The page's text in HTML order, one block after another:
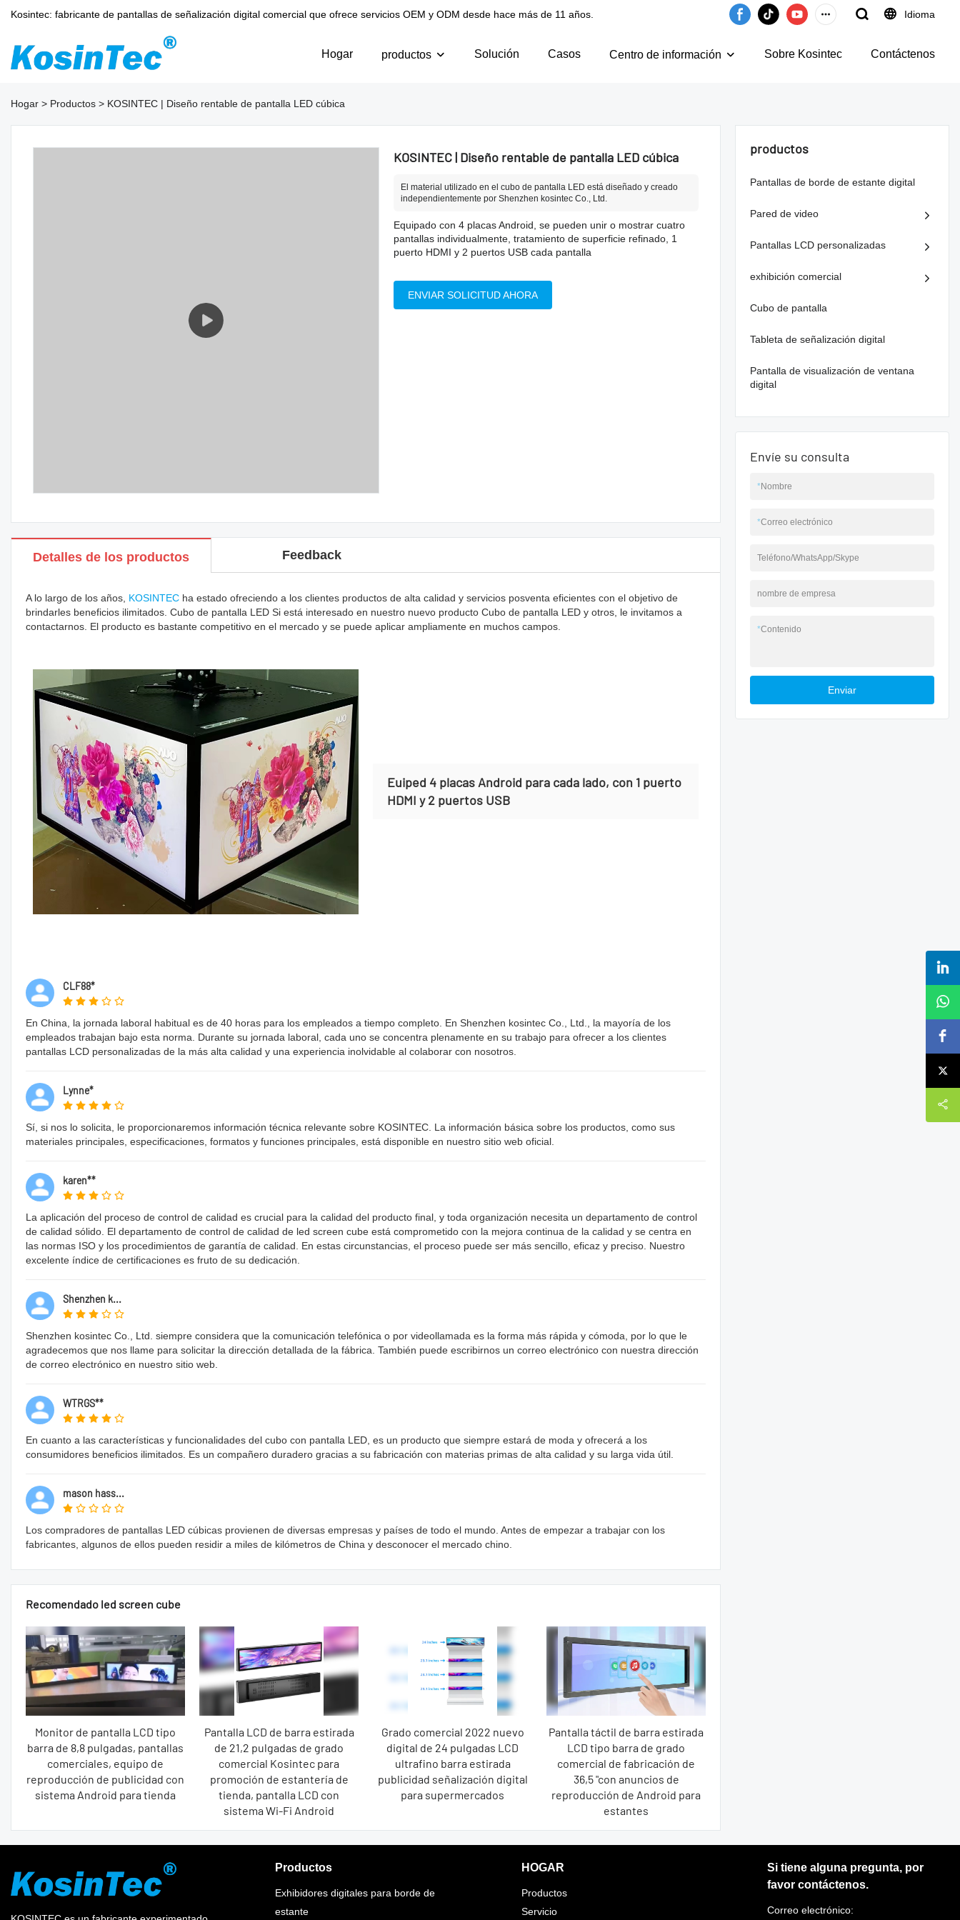
Kosintec: fabricante de pantallas de señalización digital comercial que ofrece servicios OEM y ODM desde hace más de 11 años. Idioma
Hogar productos Solución Casos Centro de información Sobre Kosintec Contáctenos
Hogar > Productos > KOSINTEC | Diseño rentable de pantalla LED cúbica
KOSINTEC | Diseño rentable de pantalla LED cúbica
El material utilizado en el cubo de pantalla LED está diseñado y creado
independientemente por Shenzhen kosintec Co., Ltd.
Equipado con 4 placas Android, se pueden unir o mostrar cuatro
pantallas individualmente, tratamiento de superficie refinado, 1
puerto HDMI y 2 puertos USB cada pantalla
ENVIAR SOLICITUD AHORA
Detalles de los productos Feedback
A lo largo de los años, KOSINTEC ha estado ofreciendo a los clientes productos de alta calidad y servicios posventa eficientes con el objetivo de
brindarles beneficios ilimitados. Cubo de pantalla LED Si está interesado en nuestro nuevo producto Cubo de pantalla LED y otros, le invitamos a
contactarnos. El producto es bastante competitivo en el mercado y se puede aplicar ampliamente en muchos campos.
Euiped 4 placas Android para cada lado, con 1 puerto
HDMI y 2 puertos USB
CLF88*
En China, la jornada laboral habitual es de 40 horas para los empleados a tiempo completo. En Shenzhen kosintec Co., Ltd., la mayoría de los
empleados trabajan bajo esta norma. Durante su jornada laboral, cada uno se concentra plenamente en su trabajo para ofrecer a los clientes
pantallas LCD personalizadas de la más alta calidad y una experiencia inolvidable al colaborar con nosotros.
Lynne*
Sí, si nos lo solicita, le proporcionaremos información técnica relevante sobre KOSINTEC. La información básica sobre los productos, como sus
materiales principales, especificaciones, formatos y funciones principales, está disponible en nuestro sitio web oficial.
karen**
La aplicación del proceso de control de calidad es crucial para la calidad del producto final, y toda organización necesita un departamento de control
de calidad sólido. El departamento de control de calidad de led screen cube está comprometido con la mejora continua de la calidad y se centra en
las normas ISO y los procedimientos de garantía de calidad. En estas circunstancias, el proceso puede ser más sencillo, eficaz y preciso. Nuestro
excelente índice de certificaciones es fruto de su dedicación.
Shenzhen k...
Shenzhen kosintec Co., Ltd. siempre considera que la comunicación telefónica o por videollamada es la forma más rápida y cómoda, por lo que le
agradecemos que nos llame para solicitar la dirección detallada de la fábrica. También puede escribirnos un correo electrónico con nuestra dirección
de correo electrónico en nuestro sitio web.
WTRGS**
En cuanto a las características y funcionalidades del cubo con pantalla LED, es un producto que siempre estará de moda y ofrecerá a los
consumidores beneficios ilimitados. Es un compañero duradero gracias a su fabricación con materias primas de alta calidad y su larga vida útil.
mason hass...
Los compradores de pantallas LED cúbicas provienen de diversas empresas y países de todo el mundo. Antes de empezar a trabajar con los
fabricantes, algunos de ellos pueden residir a miles de kilómetros de China y desconocer el mercado chino.
Recomendado led screen cube
Monitor de pantalla LCD tipo
barra de 8,8 pulgadas, pantallas
comerciales, equipo de
reproducción de publicidad con
sistema Android para tienda
Pantalla LCD de barra estirada
de 21,2 pulgadas de grado
comercial Kosintec para
promoción de estantería de
tienda, pantalla LCD con
sistema Wi-Fi Android
Grado comercial 2022 nuevo
digital de 24 pulgadas LCD
ultrafino barra estirada
publicidad señalización digital
para supermercados
Pantalla táctil de barra estirada
LCD tipo barra de grado
comercial de fabricación de
36,5 "con anuncios de
reproducción de Android para
estantes
productos
Pantallas de borde de estante digital
Pared de video
Pantallas LCD personalizadas
exhibición comercial
Cubo de pantalla
Tableta de señalización digital
Pantalla de visualización de ventana
digital
Envíe su consulta
*Nombre
*Correo electrónico
Teléfono/WhatsApp/Skype
nombre de empresa
*Contenido
Enviar
Productos
Exhibidores digitales para borde de
estante
HOGAR
Productos
Servicio
Si tiene alguna pregunta, por
favor contáctenos.
Correo electrónico: